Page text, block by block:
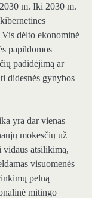
m. Iki 2030 m.
dėlto ekonominė
papildomos
padidėjimą ar
didesnės gynybos
yra dar vienas
mokesčių už
vidaus atsilikimą,
visuomenės
pelną
mitingo